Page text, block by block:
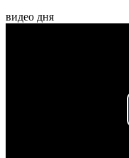
видео дня